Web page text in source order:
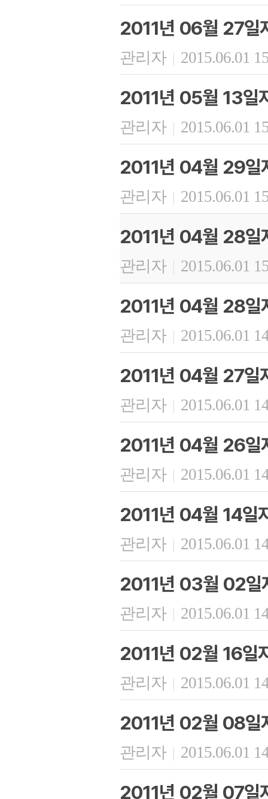
2011년 06월 27일
관리자 | 2015.06.01
2011년 05월 13일
관리자 | 2015.06.01
2011년 04월 29일
관리자 | 2015.06.01
2011년 04월 28일
관리자 | 2015.06.01
2011년 04월 28일
관리자 | 2015.06.01
2011년 04월 27일
관리자 | 2015.06.01
2011년 04월 26일
관리자 | 2015.06.01
2011년 04월 14일
관리자 | 2015.06.01
2011년 03월 02일
관리자 | 2015.06.01
2011년 02월 16일
관리자 | 2015.06.01
2011년 02월 08일
관리자 | 2015.06.01
2011년 02월 07일